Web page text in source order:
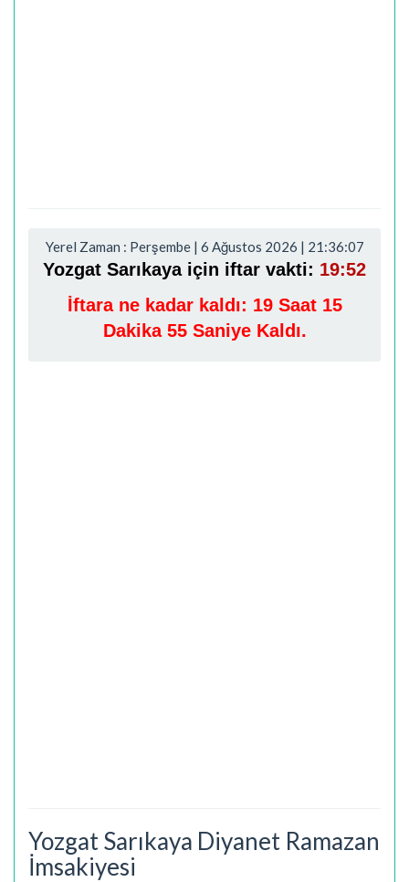
Yerel Zaman : Perşembe | 6 Ağustos 2026 | 21:36:08
Yozgat Sarıkaya için iftar vakti: 19:52
İftara ne kadar kaldı: 19 Saat 15
Dakika 54 Saniye Kaldı.
Yozgat Sarıkaya Diyanet Ramazan
İmsakiyesi